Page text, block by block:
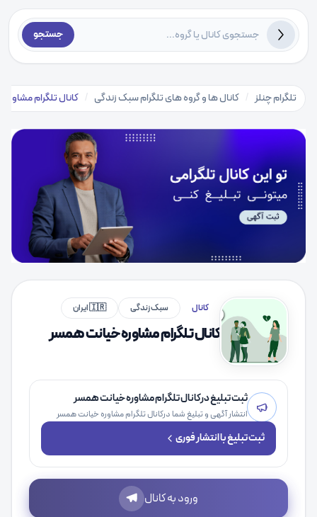
جستجو
تلگرام چنلز / کانال ها و گروه های تلگرام سبک زندگی / کانال تلگرام
کانال سبک زندگی 🇮🇷 ایران
کانال تلگرام مشاوره خیانت همسر
ثبت تبلیغ درکانال تلگرام مشاوره خیانت همسر
انتشار آگهی و تبلیغ شما درکانال تلگرام مشاوره خیانت همسر
ثبت تبلیغ با انتشار فوری
ورود به کانال